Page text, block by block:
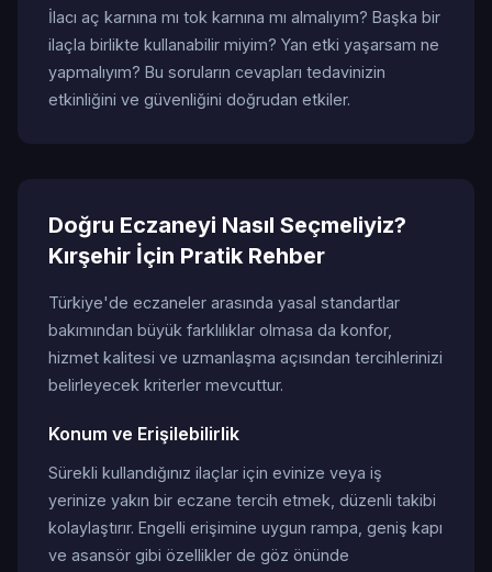
İlacı aç karnına mı tok karnına mı almalıyım? Başka bir
ilaçla birlikte kullanabilir miyim? Yan etki yaşarsam ne
yapmalıyım? Bu soruların cevapları tedavinizin
etkinliğini ve güvenliğini doğrudan etkiler.
Doğru Eczaneyi Nasıl Seçmeliyiz?
Kırşehir İçin Pratik Rehber
Türkiye'de eczaneler arasında yasal standartlar
bakımından büyük farklılıklar olmasa da konfor,
hizmet kalitesi ve uzmanlaşma açısından tercihlerinizi
belirleyecek kriterler mevcuttur.
Konum ve Erişilebilirlik
Sürekli kullandığınız ilaçlar için evinize veya iş
yerinize yakın bir eczane tercih etmek, düzenli takibi
kolaylaştırır. Engelli erişimine uygun rampa, geniş kapı
ve asansör gibi özellikler de göz önünde